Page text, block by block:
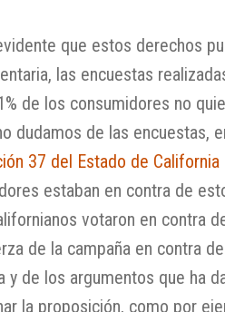
que estos derechos
las encuestas
de los consumidores no
dudamos de las encuestas,
37 del Estado de
estaban en contra de
votaron en contra
de la campaña en contra
y de los argumentos que ha
la proposición, como por